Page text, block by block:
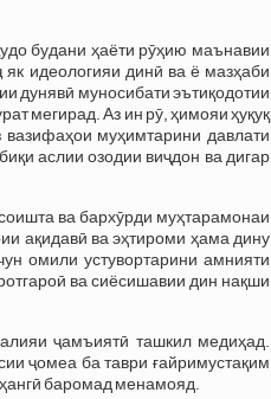
будани ҳаёти рӯҳию маънавии
идеологияи динӣ ва ё мазҳаби
дунявӣ муносибати эътиқодотии
мегирад. Аз ин рӯ, ҳимояи ҳуқуқ
муҳимтарини давлати
аслии озодии виҷдон ва дигар
ва бархӯрди муҳтарамонаи
ақидавӣ ва эҳтироми ҳама дину
омили устувортарини амнияти
ва сиёсишавии дин нақши
ҷамъиятӣ ташкил медиҳад.
ҷомеа ба таври ғайримустақим
баромад менамояд.